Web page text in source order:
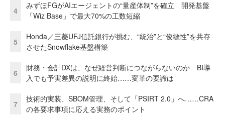
4
みずほFGがAIエージェントの“量産体制”を確立 開発基盤
「Wiz Base」で最大70%の工数短縮
5
Honda／三菱UFJ信託銀行が挑む、“統治”と“俊敏性”を共存
させたSnowflake基盤構築
6
財務・会計DXは、なぜ経営判断につながらないのか BI導
入でも予実差異の説明に終始……変革の要諦は
7
技術的実装、SBOM管理、そして「PSIRT 2.0」へ……CRA
の各要求事項に応える実務のポイント